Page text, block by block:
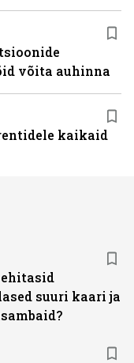
võita auhinna
kaikaid
suuri kaari ja